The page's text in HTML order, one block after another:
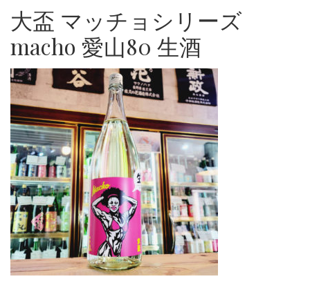
大盃 マッチョシリーズ
macho 愛山80 生酒